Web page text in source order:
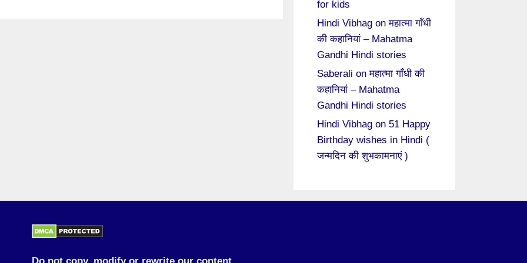
for kids
Hindi Vibhag onमहात्मा गाँधी
की कहानियां – Mahatma
Gandhi Hindi stories
Saberali onमहात्मा गाँधी की
कहानियां – Mahatma
Gandhi Hindi stories
Hindi Vibhag on 51 Happy
Birthday wishes in Hindi (
जन्मदिन की शुभकामनाएं )